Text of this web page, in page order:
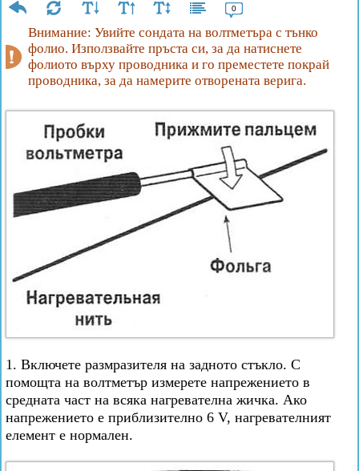
0
Внимание: Увийте сондата на волтметъра с тънко
фолио. Използвайте пръста си, за да натиснете
фолиото върху проводника и го преместете покрай
проводника, за да намерите отворената верига.
1. Включете размразителя на задното стъкло. С
помощта на волтметър измерете напрежението в
средната част на всяка нагревателна жичка. Ако
напрежението е приблизително 6 V, нагревателният
елемент е нормален.